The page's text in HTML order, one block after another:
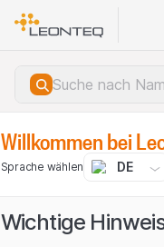
Willkommen bei
Sprache wählen DE
Wichtige